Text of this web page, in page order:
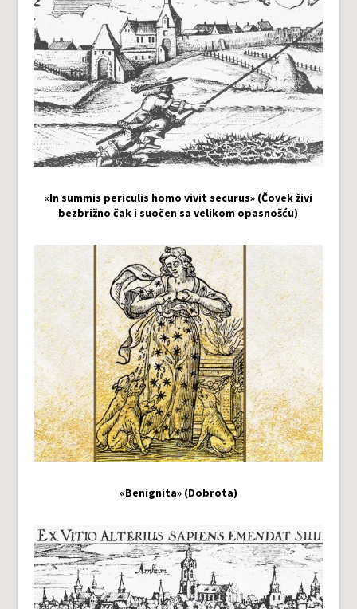
«In summis periculis homo vivit securus» (Čovek živi
bezbrižno čak i suočen sa velikom opasnošću)
«Benignita» (Dobrota)